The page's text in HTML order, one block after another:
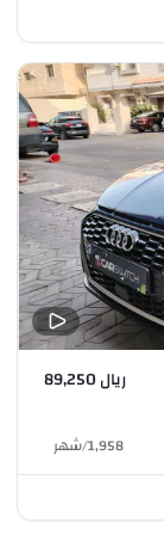
ريال 89,250
1,958
/شهر